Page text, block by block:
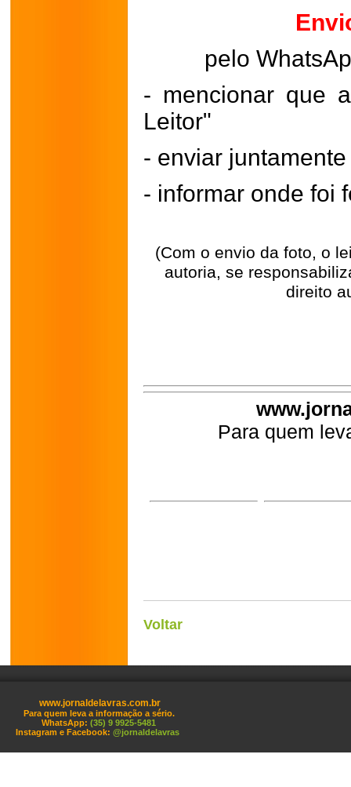
pelo
- mencionar que
Leitor"
- enviar
- informar onde foi
(Com o envio da foto, o
autoria, se
direito
Para quem
Voltar
www.jornaldelavras.com.br
Para quem leva a informação a sério.
WhatsApp: (35) 9 9925-5481
Instagram e Facebook: @jornaldelavras